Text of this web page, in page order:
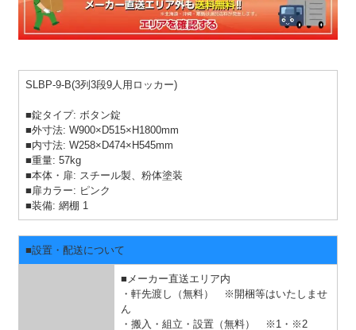
SLBP-9-B(3列3段9人用ロッカー)
■錠タイプ: ボタン錠
■外寸法: W900×D515×H1800mm
■内寸法: W258×D474×H545mm
■重量: 57kg
■本体・扉: スチール製、粉体塗装
■扉カラー: ピンク
■装備: 網棚 1
■設置・配送について
■メーカー直送エリア内
・軒先渡し（無料） ※開梱等はいたしませ
ん
・搬入・組立・設置（無料）
※1・※2